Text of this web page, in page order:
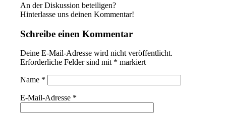
An der Diskussion beteiligen?
Hinterlasse uns deinen Kommentar!
Schreibe einen Kommentar
Deine E-Mail-Adresse wird nicht veröffentlicht.
Erforderliche Felder sind mit * markiert
Name *
E-Mail-Adresse *